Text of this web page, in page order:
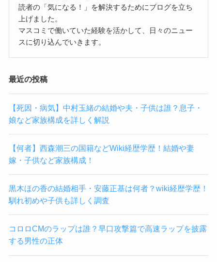
読者の「気になる！」を解決するためにブログを立ち
上げました。
マスコミで働いていた経験を活かして、日々のニュー
スに切り込んでいきます。
最近の投稿
【死因・病気】中村玉緒の結婚や夫・子供は誰？息子・
娘など家族構成を詳しく解説
【何者】西森潮三の国籍などWiki経歴学歴！結婚や妻
嫁・子供など家族構成！
黒木ほの香の結婚相手・安藤正基は何者？wiki経歴学歴！
馴れ初めや子供も詳しく調査
コロロCMのラップは誰？早口攻撃篇で高速ラップを披露
する男性の正体